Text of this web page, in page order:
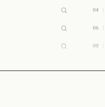
04
06
08